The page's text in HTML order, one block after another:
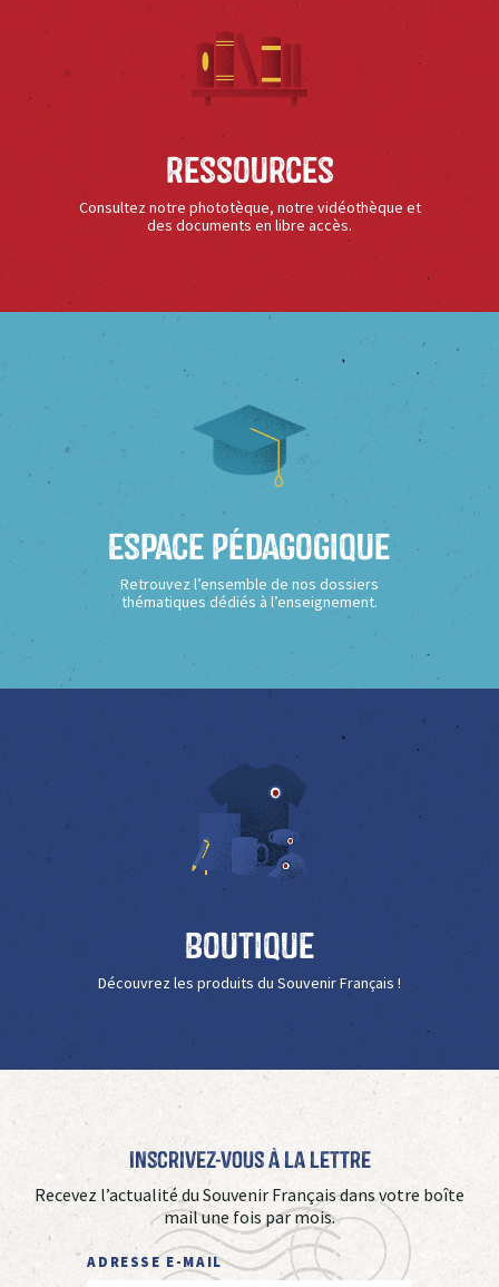
Ressources
Consultez notre phototèque, notre vidéothèque et
des documents en libre accès.
Espace Pédagogique
Retrouvez l’ensemble de nos dossiers
thématiques dédiés à l’enseignement.
Boutique
Découvrez les produits du Souvenir Français !
Inscrivez-vous à La Lettre
Recevez l’actualité du Souvenir Français dans votre boîte
mail une fois par mois.
ADRESSE E-MAIL